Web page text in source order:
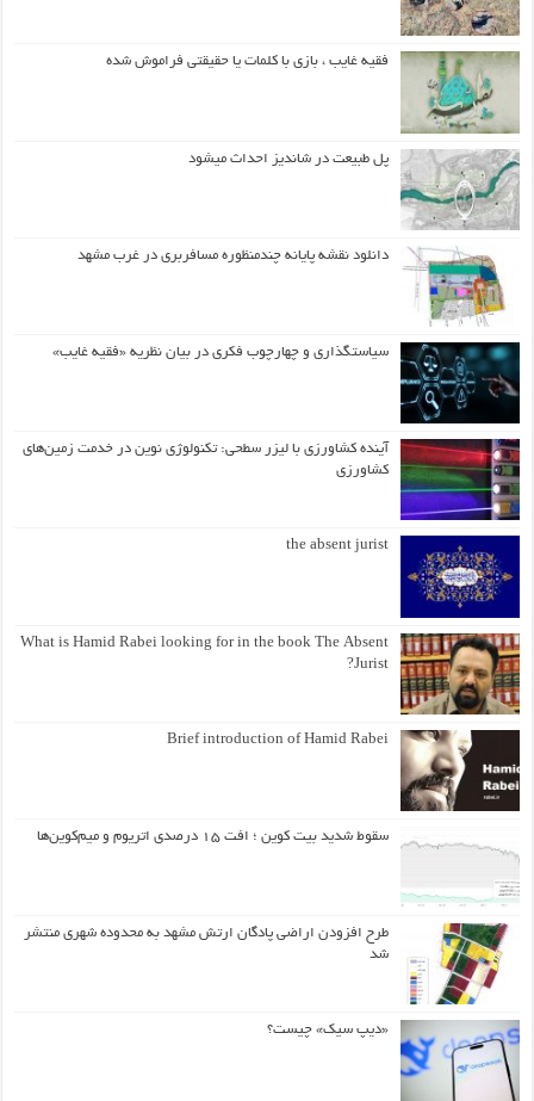
فقیه غایب ، بازی با کلمات یا حقیقتی فراموش شده
پل طبیعت در شاندیز احداث میشود
دانلود نقشه پایانه چندمنظوره مسافربری در غرب مشهد
سیاستگذاری و چهارچوب فکری در بیان نظریه «فقیه غایب»
آینده کشاورزی با لیزر سطحی: تکنولوژی نوین در خدمت زمین‌های
کشاورزی
the absent jurist
What is Hamid Rabei looking for in the book The Absent
Jurist?
Brief introduction of Hamid Rabei
سقوط شدید بیت کوین ؛ افت ۱۵ درصدی اتریوم و میم‌کوین‌ها
طرح افزودن اراضی پادگان ارتش مشهد به محدوده شهری منتشر
شد
«دیپ سیک» چیست؟